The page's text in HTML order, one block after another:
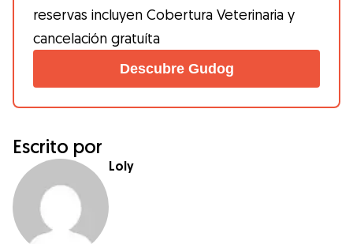
reservas incluyen Cobertura Veterinaria y
cancelación gratuíta
Descubre Gudog
Escrito por
Loly